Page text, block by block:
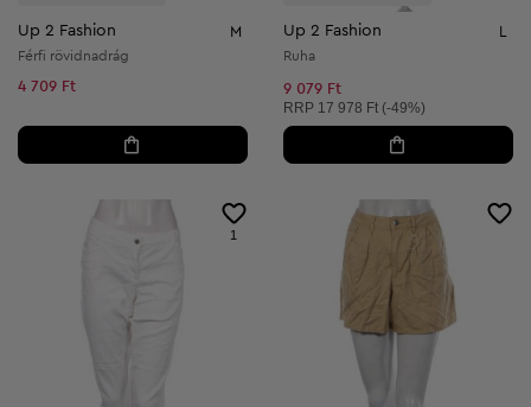
Up 2 Fashion M
Férfi rövidnadrág
4 709 Ft
Up 2 Fashion
Ruha
9 079 Ft
Ajánlott ár:
RRP 17 978 Ft (-49%)
1